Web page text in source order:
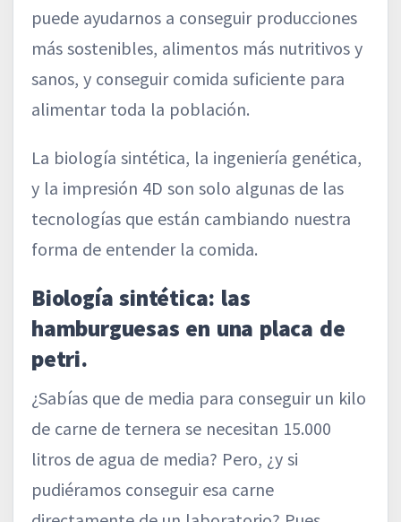
puede ayudarnos a conseguir producciones
más sostenibles, alimentos más nutritivos y
sanos, y conseguir comida suficiente para
alimentar toda la población.
La biología sintética, la ingeniería genética,
y la impresión 4D son solo algunas de las
tecnologías que están cambiando nuestra
forma de entender la comida.
Biología sintética: las
hamburguesas en una placa de
petri.
¿Sabías que de media para conseguir un kilo
de carne de ternera se necesitan 15.000
litros de agua de media? Pero, ¿y si
pudiéramos conseguir esa carne